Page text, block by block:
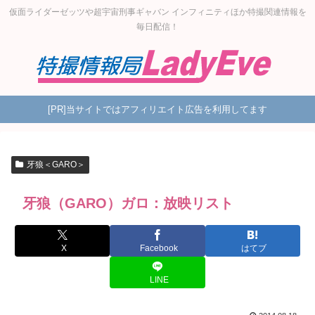
仮面ライダーゼッツや超宇宙刑事ギャバン インフィニティほか特撮関連情報を
毎日配信！
[PR]当サイトではアフィリエイト広告を利用してます
牙狼＜GARO＞
牙狼（GARO）ガロ：放映リスト
X Facebook はてブ
LINE